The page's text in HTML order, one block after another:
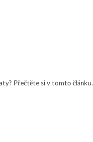
Přečtěte si v tomto článku.